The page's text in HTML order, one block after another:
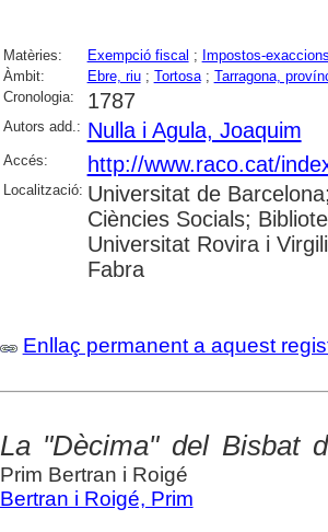
Matèries: Exempció fiscal ; Impostos-
Àmbit:
Ebre, riu; Tortosa; Tarragona,
Cronologia:
1787
Autors add.: Nulla i Agula, Joaquim
Accés: http://www.raco.cat/
Localització: Universitat de
Ciències Socials;
Universitat Rovira i
Fabra
Enllaç permanent a aquest
La "Dècima" del Bisbat
Prim Bertran i Roigé
Bertran i Roigé, Prim